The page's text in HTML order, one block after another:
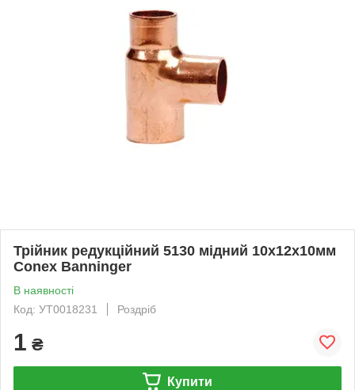
Трійник редукційний 5130 мідний 10х12х10мм
Conex Banninger
В наявності
Код: УТ0018231
Роздріб
1 ₴
Купити